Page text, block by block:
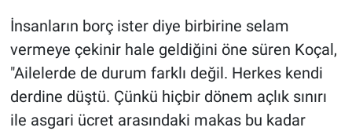
İnsanların borç ister diye birbirine selam
vermeye çekinir hale geldiğini öne süren Koçal,
"Ailelerde de durum farklı değil. Herkes kendi
derdine düştü. Çünkü hiçbir dönem açlık sınırı
ile asgari ücret arasındaki makas bu kadar